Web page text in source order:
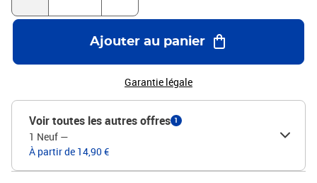
Ajouter au panier
Garantie légale
Voir toutes les autres offres 1
1 Neuf —
À partir de 14,90 €